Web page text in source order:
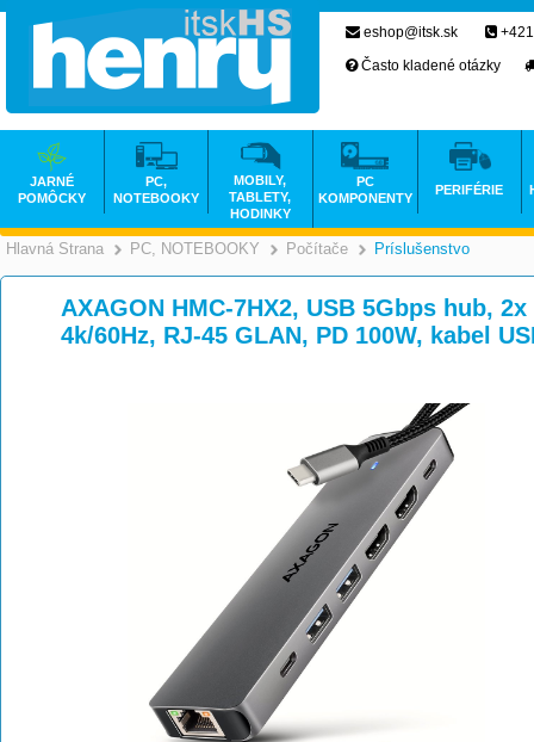
Hlavná Strana >
PC, NOTEBOOKY >
Počítače >
Príslušenstvo
AXAGON HMC-7HX2, USB 5Gbps hub,
4k/60Hz, RJ-45 GLAN, PD 100W, kabel
eshop@itsk.sk
Často kladené otázky
JARNÉ
POMÔCKY
PC,
NOTEBOOKY
MOBILY,
TABLETY,
HODINKY
PC
KOMPONENTY
PERIFÉRIE